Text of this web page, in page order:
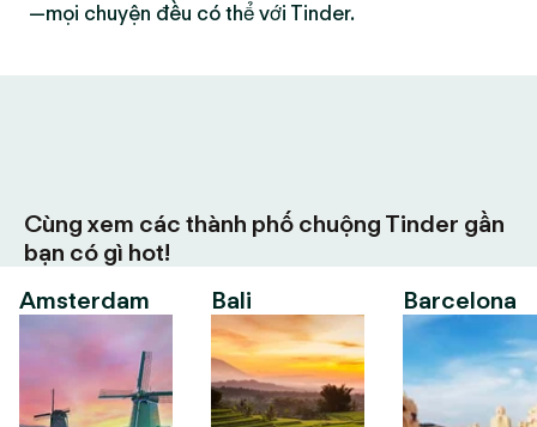
—mọi chuyện đều có thể với Tinder.
Cùng xem các thành phố chuộng Tinder gần
bạn có gì hot!
Amsterdam
Bali Barcelona